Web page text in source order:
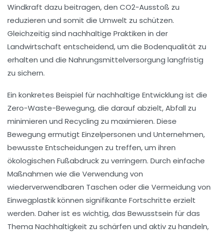
Windkraft dazu beitragen, den CO2-Ausstoß zu
reduzieren und somit die Umwelt zu schützen.
Gleichzeitig sind nachhaltige Praktiken in der
Landwirtschaft entscheidend, um die Bodenqualität zu
erhalten und die Nahrungsmittelversorgung langfristig
zu sichern.
Ein konkretes Beispiel für nachhaltige Entwicklung ist die
Zero-Waste-Bewegung, die darauf abzielt, Abfall zu
minimieren und Recycling zu maximieren. Diese
Bewegung ermutigt Einzelpersonen und Unternehmen,
bewusste Entscheidungen zu treffen, um ihren
ökologischen Fußabdruck zu verringern. Durch einfache
Maßnahmen wie die Verwendung von
wiederverwendbaren Taschen oder die Vermeidung von
Einwegplastik können signifikante Fortschritte erzielt
werden. Daher ist es wichtig, das Bewusstsein für das
Thema Nachhaltigkeit zu schärfen und aktiv zu handeln,